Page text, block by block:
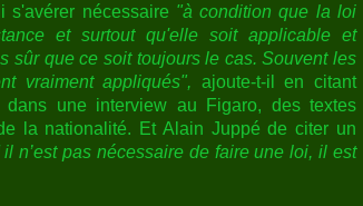
s'avérer nécessaire "à condition que la loi
et surtout qu'elle soit applicable et
sûr que ce soit toujours le cas. Souvent les
vraiment appliqués", ajoute-t-il en citant
dans une interview au Figaro, des textes
la nationalité. Et Alain Juppé de citer un
il n’est pas nécessaire de faire une loi, il est